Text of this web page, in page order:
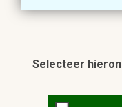
Selecteer